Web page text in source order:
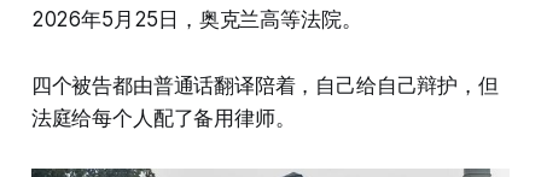
2026年5月25日，奥克兰高等法院。
四个被告都由普通话翻译陪着，自己给自己辩护，但
法庭给每个人配了备用律师。